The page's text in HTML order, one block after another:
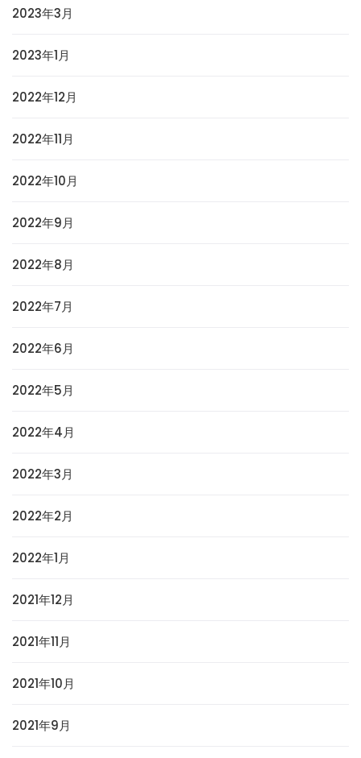
2023年3月
2023年1月
2022年12月
2022年11月
2022年10月
2022年9月
2022年8月
2022年7月
2022年6月
2022年5月
2022年4月
2022年3月
2022年2月
2022年1月
2021年12月
2021年11月
2021年10月
2021年9月